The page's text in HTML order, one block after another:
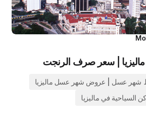
| سعر صرف الرنجت
شهر عسل | عروض شهر عسل ماليزيا
السياحية في ماليزيا